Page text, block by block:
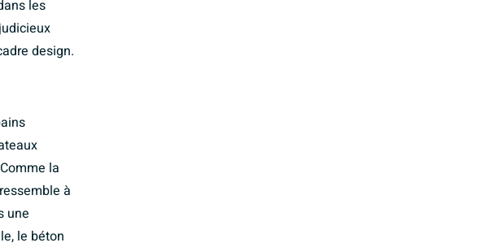
les
design.
la
à
une
le béton